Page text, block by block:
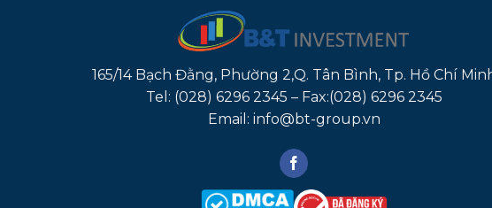
165/14 Bạch Đằng, Phường 2,Q. Tân Bình, Tp. Hồ Chí
Tel: (028) 6296 2345 – Fax:(028) 6296 2345
Email: info@bt-group.vn